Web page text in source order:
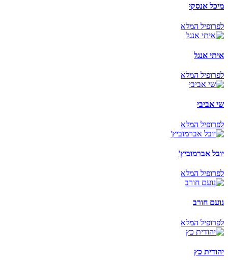
מיכל אנסקי
לפרופיל המלא
איתי אנגל
לפרופיל המלא
שי אביבי
לפרופיל המלא
יובל אברמוביץ'
לפרופיל המלא
נועם חורב
לפרופיל המלא
יהודית כץ